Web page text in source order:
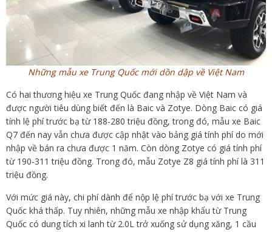
Những mẫu xe Trung Quốc mới dồn dập về Việt Nam
Có hai thương hiệu xe Trung Quốc đang nhập về Việt Nam và
được người tiêu dùng biết đến là Baic và Zotye. Dòng Baic có giá
tính lệ phí trước bạ từ 188-280 triệu đồng, trong đó, mẫu xe Baic
Q7 đến nay vẫn chưa được cập nhật vào bảng giá tính phí do mới
nhập về bán ra chưa được 1 năm. Còn dòng Zotye có giá tính phí
từ 190-311 triệu đồng. Trong đó, mẫu Zotye Z8 giá tính phí là 311
triệu đồng.
Với mức giá này, chi phí dành để nộp lệ phí trước bạ với xe Trung
Quốc khá thấp. Tuy nhiên, những mẫu xe nhập khẩu từ Trung
Quốc có dung tích xi lanh từ 2.0L trở xuống sử dụng xăng, 1 cầu